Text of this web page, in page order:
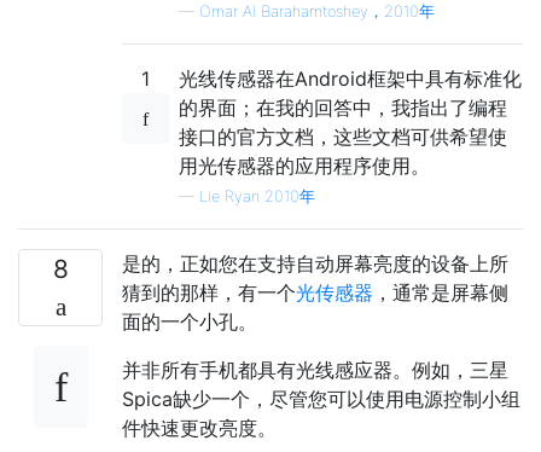
— Omar Al Barahamtoshey，2010年
1
光线传感器在Android框架中具有标准化
的界面；在我的回答中，我指出了编程
接口的官方文档，这些文档可供希望使
用光传感器的应用程序使用。
— Lie Ryan 2010年
8
是的，正如您在支持自动屏幕亮度的设备上所
猜到的那样，有一个光传感器 ，通常是屏幕侧
面的一个小孔。
并非所有手机都具有光线感应器。例如，三星
Spica缺少一个，尽管您可以使用电源控制小组
件快速更改亮度。